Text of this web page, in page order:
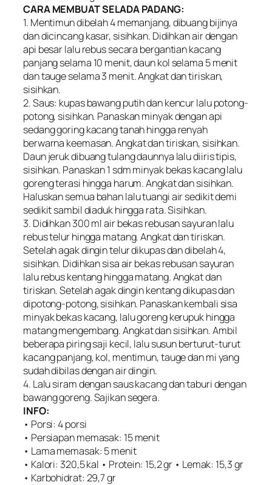
CARA MEMBUAT SELADA PADANG:
1. Mentimun dibelah 4 memanjang, dibuang bijinya
dan dicincang kasar, sisihkan. Didihkan air dengan
api besar lalu rebus secara bergantian kacang
panjang selama 10 menit, daun kol selama 5 menit
dan tauge selama 3 menit. Angkat dan tiriskan,
sisihkan.
2. Saus: kupas bawang putih dan kencur lalu potong-
potong, sisihkan. Panaskan minyak dengan api
sedang goring kacang tanah hingga renyah
berwarna keemasan. Angkat dan tiriskan, sisihkan.
Daun jeruk dibuang tulang daunnya lalu diiris tipis,
sisihkan. Panaskan 1 sdm minyak bekas kacang lalu
goreng terasi hingga harum. Angkat dan sisihkan.
Haluskan semua bahan lalu tuangi air sedikit demi
sedikit sambil diaduk hingga rata. Sisihkan.
3. Didihkan 300 ml air bekas rebusan sayuran lalu
rebus telur hingga matang. Angkat dan tiriskan.
Setelah agak dingin telur dikupas dan dibelah 4,
sisihkan. Didihkan sisa air bekas rebusan sayuran
lalu rebus kentang hingga matang. Angkat dan
tiriskan. Setelah agak dingin kentang dikupas dan
dipotong-potong, sisihkan. Panaskan kembali sisa
minyak bekas kacang, lalu goreng kerupuk hingga
matang mengembang. Angkat dan sisihkan. Ambil
beberapa piring saji kecil, lalu susun berturut-turut
kacang panjang, kol, mentimun, tauge dan mi yang
sudah dibilas dengan air dingin.
4. Lalu siram dengan saus kacang dan taburi dengan
bawang goreng. Sajikan segera.
INFO:
• Porsi: 4 porsi
• Persiapan memasak: 15 menit
• Lama memasak: 5 menit
• Kalori: 320,5 kal • Protein: 15,2 gr • Lemak: 15,3 gr
• Karbohidrat: 29,7 gr